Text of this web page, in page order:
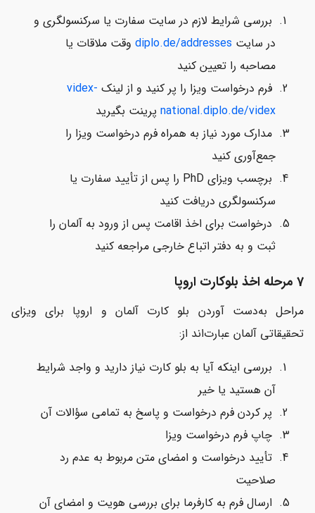
بررسی شرایط لازم در سایت سفارت یا سرکنسولگری و
در سایت diplo.de/addresses وقت ملاقات یا
مصاحبه را تعیین کنید
فرم درخواست ویزا را پر کنید و از لینک videx-
national.diplo.de/videx پرینت بگیرید
مدارک مورد نیاز به همراه فرم درخواست ویزا را
جمع‌آوری کنید
برچسب ویزای PhD را پس از تأیید سفارت یا
سرکنسولگری دریافت کنید
درخواست برای اخذ اقامت پس از ورود به آلمان را
ثبت و به دفتر اتباع خارجی مراجعه کنید
7 مرحله اخذ بلوکارت اروپا
مراحل به‌دست آوردن بلو کارت آلمان و اروپا برای ویزای
تحقیقاتی آلمان عبارت‌اند از:
بررسی اینکه آیا به بلو کارت نیاز دارید و واجد شرایط
آن هستید یا خیر
پر کردن فرم درخواست و پاسخ به تمامی سؤالات آن
چاپ فرم درخواست ویزا
تأیید درخواست و امضای متن مربوط به عدم رد
صلاحیت
ارسال فرم به کارفرما برای بررسی هویت و امضای آن